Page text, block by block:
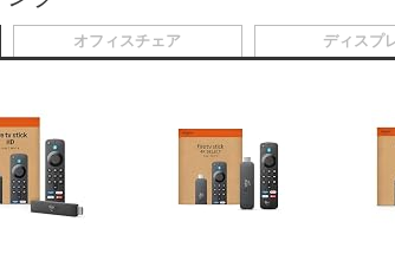
オフィスチェア ディスプ